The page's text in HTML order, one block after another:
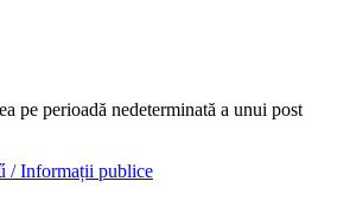
pe perioadă nedeterminată a unui post
/ Informații publice